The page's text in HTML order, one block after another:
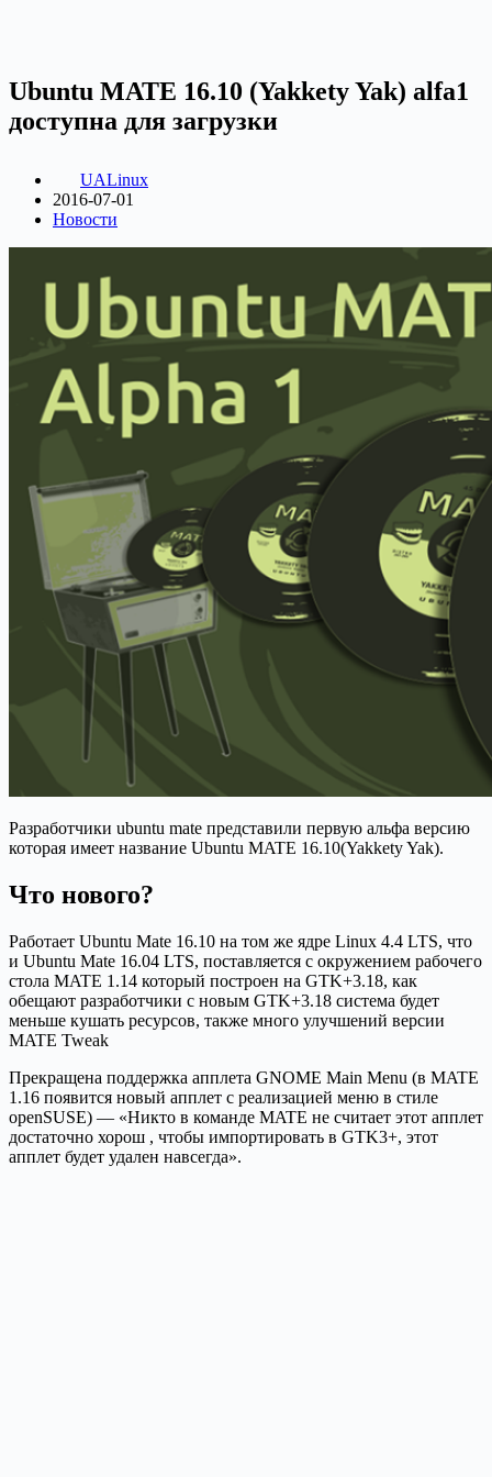
Ubuntu MATE 16.10 (Yakkety Yak) alfa1
доступна для загрузки
UALinux
2016-07-01
Новости
Разработчики ubuntu mate представили первую альфа версию
которая имеет название Ubuntu MATE 16.10(Yakkety Yak).
Что нового?
Работает Ubuntu Mate 16.10 на том же ядре Linux 4.4 LTS, что
и Ubuntu Mate 16.04 LTS, поставляется с окружением рабочего
стола MATE 1.14 который построен на GTK+3.18, как
обещают разработчики с новым GTK+3.18 система будет
меньше кушать ресурсов, также много улучшений версии
MATE Tweak
Прекращена поддержка апплета GNOME Main Menu (в MATE
1.16 появится новый апплет с реализацией меню в стиле
openSUSE) — «Никто в команде MATE не считает этот апплет
достаточно хорош , чтобы импортировать в GTK3+, этот
апплет будет удален навсегда».